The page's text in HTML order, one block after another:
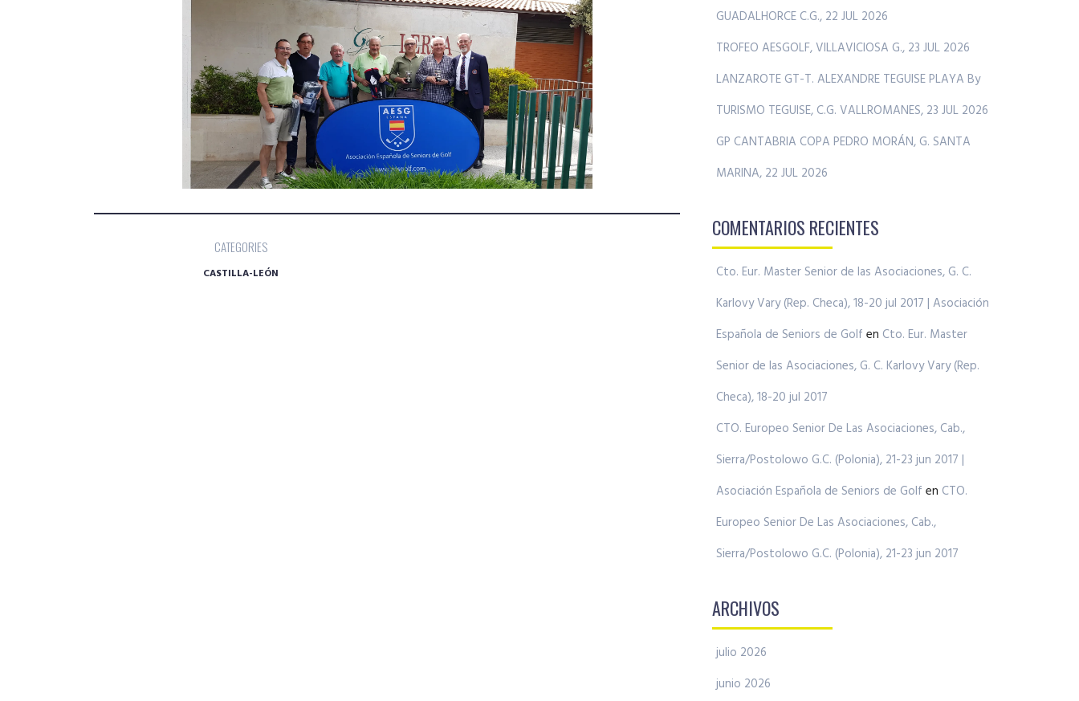
CATEGORIES
CASTILLA-LEÓN
GUADALHORCE C.G., 22 JUL 2026
TROFEO AESGOLF, VILLAVICIOSA G., 23 JUL 2026
LANZAROTE GT-T. ALEXANDRE TEGUISE PLAYA By
TURISMO TEGUISE, C.G. VALLROMANES, 23 JUL 2026
GP CANTABRIA COPA PEDRO MORÁN, G. SANTA
MARINA, 22 JUL 2026
COMENTARIOS RECIENTES
Cto. Eur. Master Senior de las Asociaciones, G. C.
Karlovy Vary (Rep. Checa), 18-20 jul 2017 | Asociación
Española de Seniors de Golf en Cto. Eur. Master
Senior de las Asociaciones, G. C. Karlovy Vary (Rep.
Checa), 18-20 jul 2017
CTO. Europeo Senior De Las Asociaciones, Cab.,
Sierra/Postolowo G.C. (Polonia), 21-23 jun 2017 |
Asociación Española de Seniors de Golf en CTO.
Europeo Senior De Las Asociaciones, Cab.,
Sierra/Postolowo G.C. (Polonia), 21-23 jun 2017
ARCHIVOS
julio 2026
junio 2026